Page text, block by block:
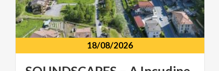
18/08/2026